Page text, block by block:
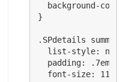
background-
}
.SPdetails
list-style:
padding: .7em
  font-size: 11px;